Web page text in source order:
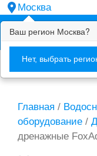
Перейти
к
содержимому
Москва
Ваш регион Москва?
Нет, выбрать
Меню
Главная /
оборудование /
дренажные